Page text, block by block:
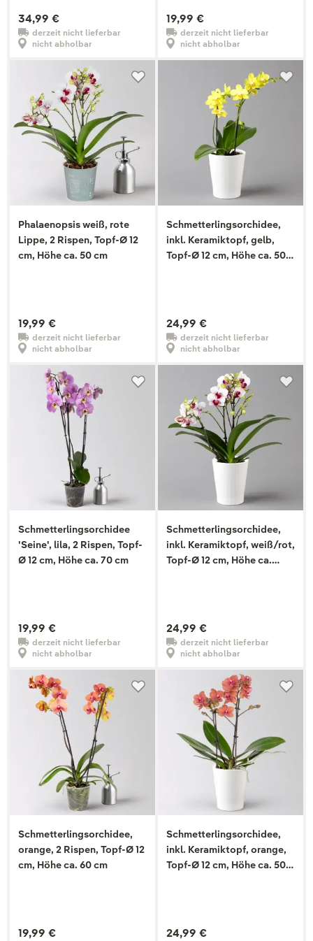
34,99 €
derzeit nicht lieferbar
nicht abholbar
19,99 €
derzeit nicht lieferbar
nicht abholbar
Phalaenopsis weiß, rote
Lippe, 2 Rispen, Topf-Ø 12
cm, Höhe ca. 50 cm
19,99 €
derzeit nicht lieferbar
nicht abholbar
Schmetterlingsorchidee,
inkl. Keramiktopf, gelb,
Topf-Ø 12 cm, Höhe ca. 50
24,99 €
derzeit nicht lieferbar
nicht abholbar
Schmetterlingsorchidee
'Seine', lila, 2 Rispen, Topf-
Ø 12 cm, Höhe ca. 70 cm
19,99 €
derzeit nicht lieferbar
nicht abholbar
Schmetterlingsorchidee,
inkl. Keramiktopf, weiß/rot,
Topf-Ø 12 cm, Höhe ca.
24,99 €
derzeit nicht lieferbar
nicht abholbar
Schmetterlingsorchidee,
orange, 2 Rispen, Topf-Ø 12
cm, Höhe ca. 60 cm
19,99 €
Schmetterlingsorchidee,
inkl. Keramiktopf, orange,
Topf-Ø 12 cm, Höhe ca. 50
24,99 €